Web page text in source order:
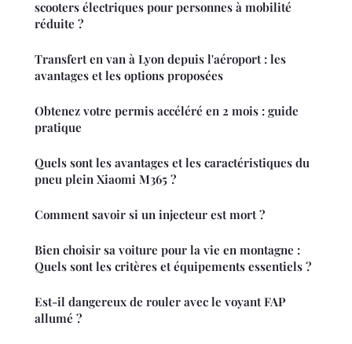
scooters électriques pour personnes à mobilité
réduite ?
Transfert en van à Lyon depuis l'aéroport : les
avantages et les options proposées
Obtenez votre permis accéléré en 2 mois : guide
pratique
Quels sont les avantages et les caractéristiques du
pneu plein Xiaomi M365 ?
Comment savoir si un injecteur est mort ?
Bien choisir sa voiture pour la vie en montagne :
Quels sont les critères et équipements essentiels ?
Est-il dangereux de rouler avec le voyant FAP
allumé ?